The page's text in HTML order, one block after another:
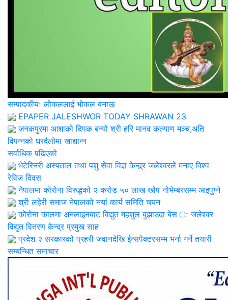
सम्पादकीयः लोकललाई भोकल बनाऊ
EPAPER JALESHWOR TODAY SHRAWAN 23
जनकपुरमा आशाको दिपक बन्यो श्री हरि मानव कल्याण मञ्च,अति
विपन्नको घरदैलोमा खाद्यान्न
सर्वाधिक पढिएको
भेटेरिनरी अस्पताल तथा पशु सेवा विज्ञ केन्द्र्र जलेश्वरले मनाए विश्व
रेविज दिवस
नेपालमा कोरोना विरुद्धको २ करोड ५० लाख खोप नोभेम्बरसम्म आइपुग्ने
श्री लहेरी समाज नेपालको नयां कार्य समिति चयन
कोरोना कालमा अनलाइनबाट विद्युत महशुल बुझाउदा बेस ः जलेश्वर
विद्युत वितरण केन्द्र प्रमुख साह
प्रदेश २ सरकारको प्रहरी जवानदेखि ईन्सपेक्टरसम्म भर्ना गर्ने तयारी
सम्बन्धित समाचार